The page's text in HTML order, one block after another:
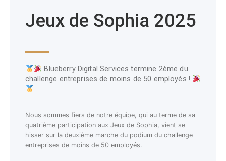
Jeux de Sophia 2025
Blueberry Digital Services termine 2ème du
challenge entreprises de moins de 50 employés !
Nous sommes fiers de notre équipe, qui au terme de sa
quatrième participation aux Jeux de Sophia, vient se
hisser sur la deuxième marche du podium du challenge
entreprises de moins de 50 employés.